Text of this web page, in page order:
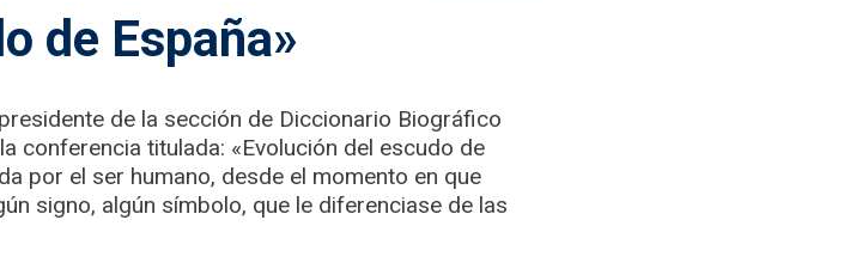
de España»
de la sección de Diccionario Biográfico
conferencia titulada: «Evolución del escudo de
por el ser humano, desde el momento en que
signo, algún símbolo, que le diferenciase de las